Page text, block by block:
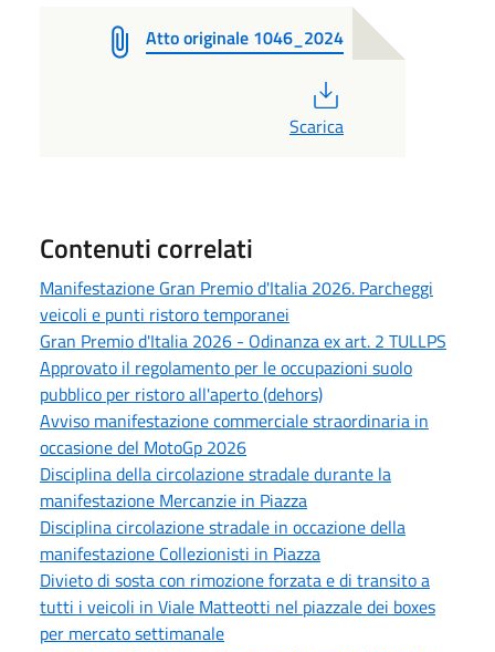
Atto originale 1046_2024
Scarica
Contenuti correlati
Manifestazione Gran Premio d'Italia 2026. Parcheggi
veicoli e punti ristoro temporanei
Gran Premio d'Italia 2026 - Odinanza ex art. 2 TULLPS
Approvato il regolamento per le occupazioni suolo
pubblico per ristoro all'aperto (dehors)
Avviso manifestazione commerciale straordinaria in
occasione del MotoGp 2026
Disciplina della circolazione stradale durante la
manifestazione Mercanzie in Piazza
Disciplina circolazione stradale in occazione della
manifestazione Collezionisti in Piazza
Divieto di sosta con rimozione forzata e di transito a
tutti i veicoli in Viale Matteotti nel piazzale dei boxes
per mercato settimanale